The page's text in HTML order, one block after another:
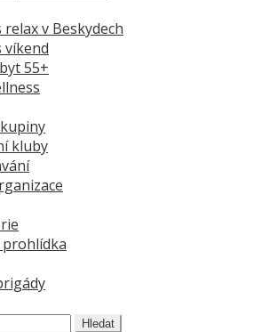
relax v Beskydech
víkend
55+
kluby